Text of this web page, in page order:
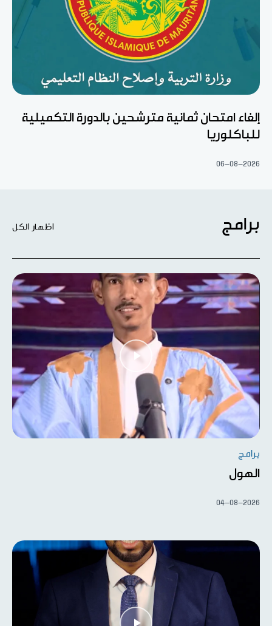
إلغاء امتحان ثمانية مترشحين بالدورة التكميلية
للباكلوريا
06-08-2026
برامج اظهار الكل
برامج
الهول
04-08-2026